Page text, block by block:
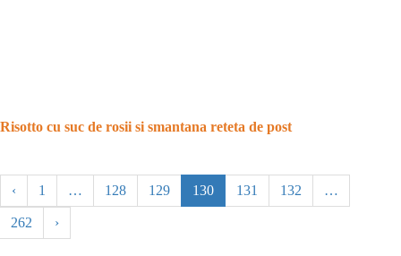
Risotto cu suc de rosii si smantana reteta de post
‹ 1 … 128 129 130 131 132 …
262 ›